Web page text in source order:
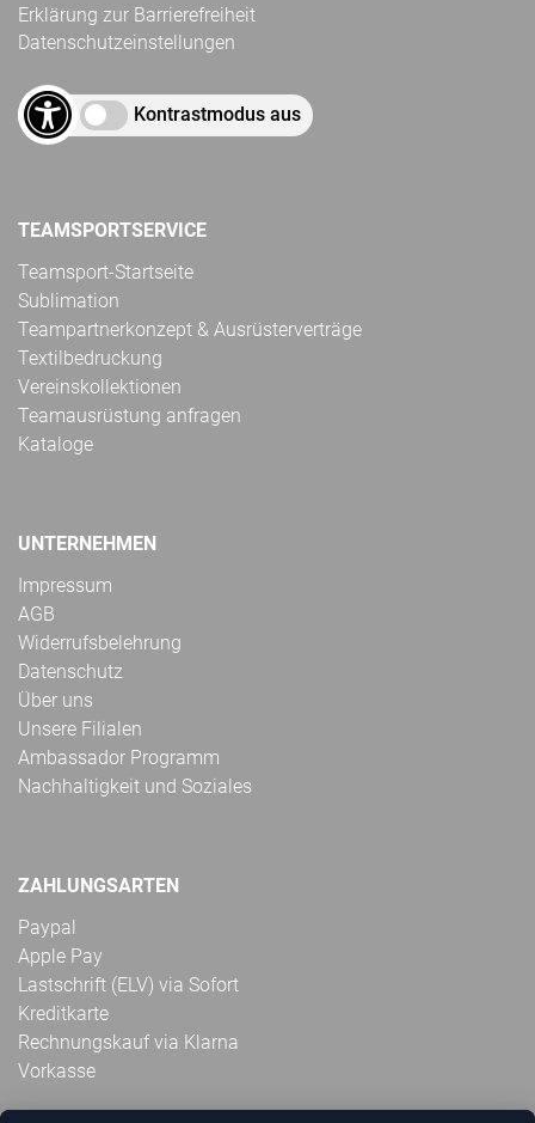
Erklärung zur Barrierefreiheit
Datenschutzeinstellungen
Kontrastmodus aus
TEAMSPORTSERVICE
Teamsport-Startseite
Sublimation
Teampartnerkonzept & Ausrüsterverträge
Textilbedruckung
Vereinskollektionen
Teamausrüstung anfragen
Kataloge
UNTERNEHMEN
Impressum
AGB
Widerrufsbelehrung
Datenschutz
Über uns
Unsere Filialen
Ambassador Programm
Nachhaltigkeit und Soziales
ZAHLUNGSARTEN
Paypal
Apple Pay
Lastschrift (ELV) via Sofort
Kreditkarte
Rechnungskauf via Klarna
Vorkasse